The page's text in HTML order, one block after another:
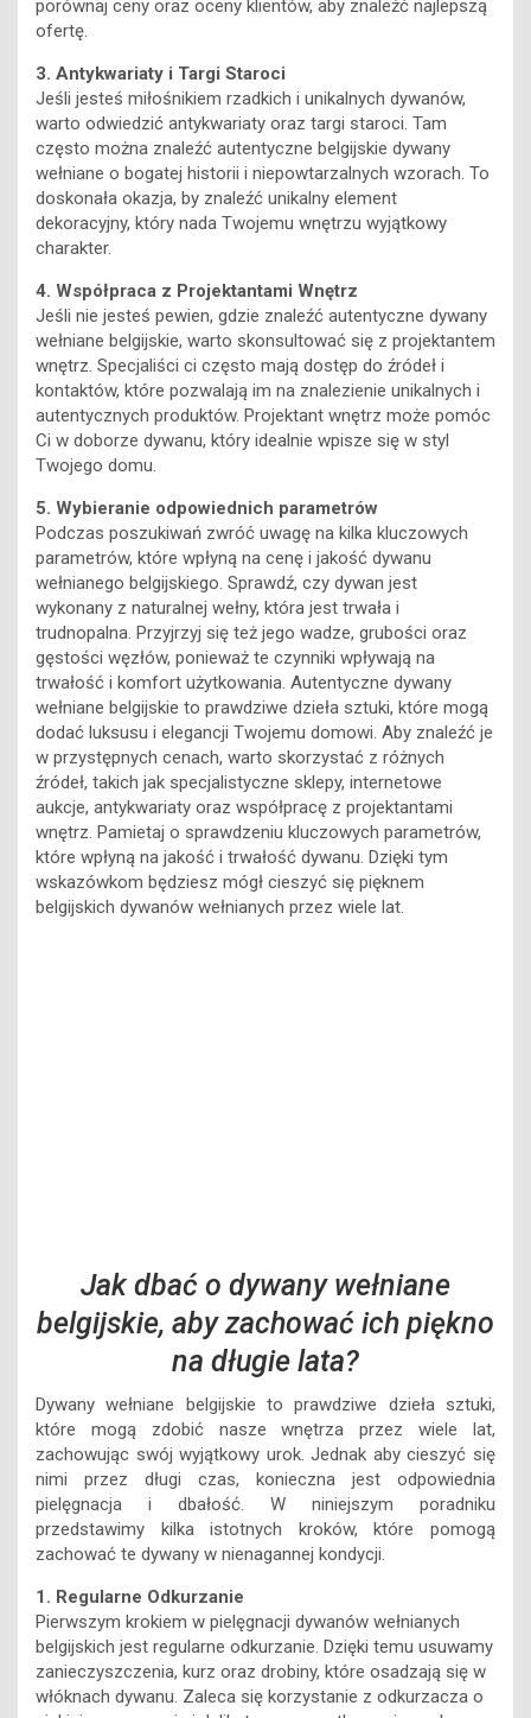
3. Antykwariaty i Targi Staroci
warto odwiedzić antykwariaty oraz targi staroci. Tam
często można znaleźć autentyczne belgijskie dywany
wełniane o bogatej historii i niepowtarzalnych wzorach. To
doskonała okazja, by znaleźć unikalny element
dekoracyjny, który nada Twojemu wnętrzu wyjątkowy
charakter.
4. Współpraca z Projektantami Wnętrz
wełniane belgijskie, warto skonsultować się z projektantem
wnętrz. Specjaliści ci często mają dostęp do źródeł i
kontaktów, które pozwalają im na znalezienie unikalnych i
autentycznych produktów. Projektant wnętrz może pomóc
Ci w doborze dywanu, który idealnie wpisze się w styl
Twojego domu.
5. Wybieranie odpowiednich parametrów
parametrów, które wpłyną na cenę i jakość dywanu
wełnianego belgijskiego. Sprawdź, czy dywan jest
wykonany z naturalnej wełny, która jest trwała i
trudnopalna. Przyjrzyj się też jego wadze, grubości oraz
gęstości węzłów, ponieważ te czynniki wpływają na
trwałość i komfort użytkowania. Autentyczne dywany
wełniane belgijskie to prawdziwe dzieła sztuki, które mogą
dodać luksusu i elegancji Twojemu domowi. Aby znaleźć je
w przystępnych cenach, warto skorzystać z różnych
źródeł, takich jak specjalistyczne sklepy, internetowe
aukcje, antykwariaty oraz współpracę z projektantami
wnętrz. Pamietaj o sprawdzeniu kluczowych parametrów,
które wpłyną na jakość i trwałość dywanu. Dzięki tym
wskazówkom będziesz mógł cieszyć się pięknem
belgijskich dywanów wełnianych przez wiele lat.
Jak dbać o dywany wełniane
belgijskie, aby zachować ich piękno
na długie lata?
Dywany wełniane belgijskie to prawdziwe dzieła sztuki,
które mogą zdobić nasze wnętrza przez wiele lat,
zachowując swój wyjątkowy urok. Jednak aby cieszyć się
nimi przez długi czas, konieczna jest odpowiednia
pielęgnacja i dbałość. W niniejszym poradniku
przedstawimy kilka istotnych kroków, które pomogą
zachować te dywany w nienagannej kondycji.
1. Regularne Odkurzanie
Pierwszym krokiem w pielęgnacji dywanów wełnianych
belgijskich jest regularne odkurzanie. Dzięki temu usuwamy
zanieczyszczenia, kurz oraz drobiny, które osadzają się w
włóknach dywanu. Zaleca się korzystanie z odkurzacza o